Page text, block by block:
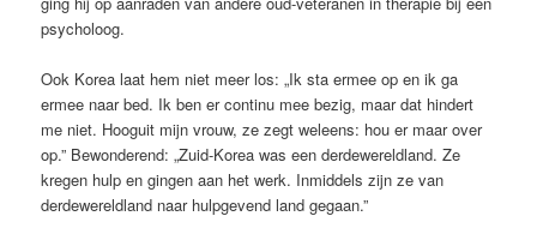
psycholoog.
Ook Korea laat hem niet meer los: „Ik sta ermee op en ik ga
ermee naar bed. Ik ben er continu mee bezig, maar dat hindert
me niet. Hooguit mijn vrouw, ze zegt weleens: hou er maar over
op.” Bewonderend: „Zuid-Korea was een derdewereldland. Ze
kregen hulp en gingen aan het werk. Inmiddels zijn ze van
derdewereldland naar hulpgevend land gegaan.”